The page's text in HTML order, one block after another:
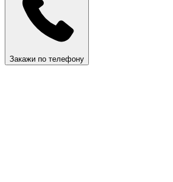
Закажи по телефону